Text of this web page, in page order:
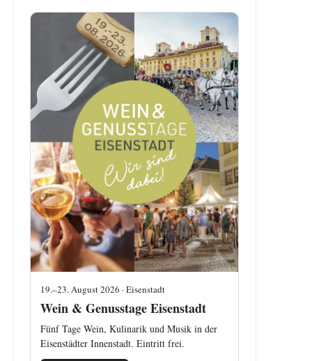
19.–23. August 2026 · Eisenstadt
Wein & Genusstage Eisenstadt
Fünf Tage Wein, Kulinarik und Musik in der
Eisenstädter Innenstadt. Eintritt frei.